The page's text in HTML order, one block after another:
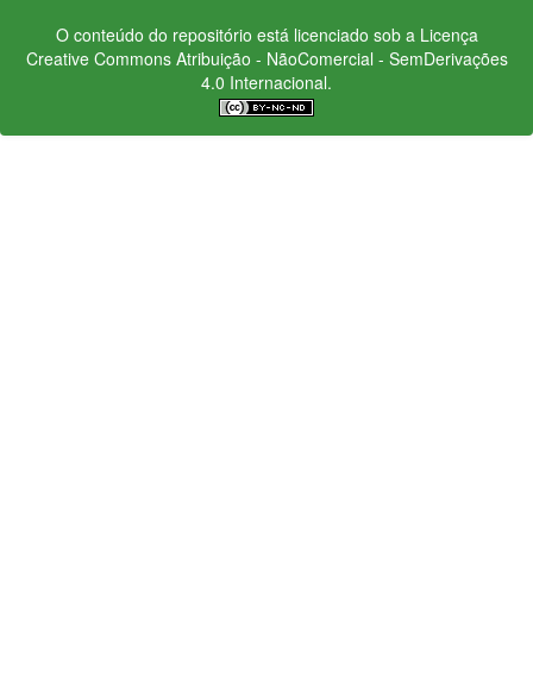
O conteúdo do repositório está licenciado sob a Licença
Creative CommonsAtribuição - NãoComercial - SemDerivações
4.0 Internacional.